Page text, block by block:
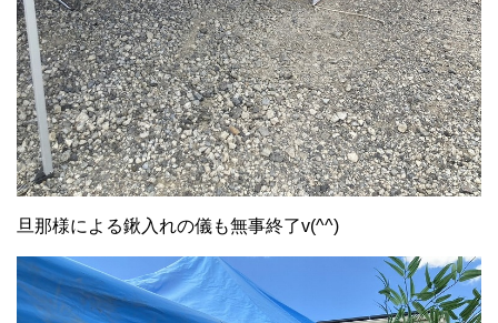
旦那様による鍬入れの儀も無事終了v(^^)